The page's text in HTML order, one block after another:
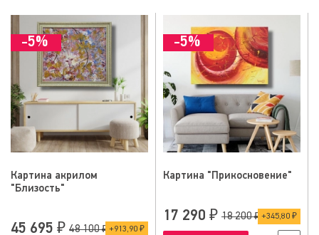
-5%
Картина акрилом
"Близость"
45 695 ₽ 48 100 ₽ 913,90 ₽
-5%
Картина "Прикосновение"
17 290 ₽ 18 200 ₽ 345,80 ₽